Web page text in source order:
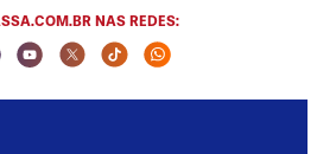
NAS REDES:
Social Media
Facebook Social Media
Youtube Social Media
Twitter Social Media
Tiktok Social Media
Whatsapp